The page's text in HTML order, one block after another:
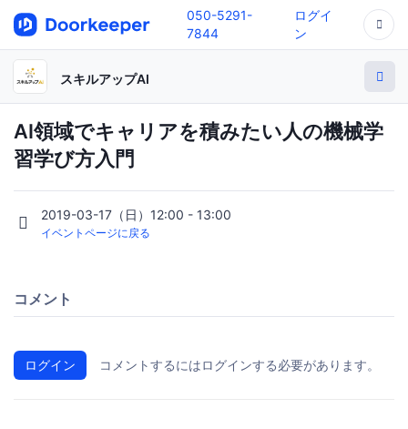
050-5291-
7844
ログイ
ン
スキルアップAI
AI領域でキャリアを積みたい人の機械学
習学び方入門
2019-03-17（日）12:00 - 13:00
イベントページに戻る
コメント
ログイン コメントするにはログインする必要があります。